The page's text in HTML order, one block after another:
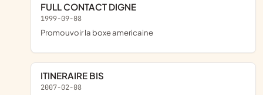
FULL CONTACT DIGNE
1999-09-08
promouvoir la boxe americaine
ITINERAIRE BIS
2007-02-08